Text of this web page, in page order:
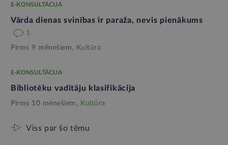
E-KONSULTĀCIJA
Vārda dienas svinības ir paraža, nevis pienākums
1
Pirms 9 mēnešiem, Kultūra
E-KONSULTĀCIJA
Bibliotēku vadītāju klasifikācija
Pirms 10 mēnešiem, Kultūra
Viss par šo tēmu